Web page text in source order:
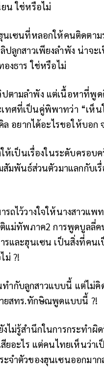
น ใช่หรือไม่
นเซนที่หลอกให้คนติดตา
ลูกสาวเพียงลำพัง น่าจะ
งธาร ใช่หรือไม่
ตามลำพัง แต่เนื้อหาที่พูด
ทศที่เป็นคู่พิพาทว่า “เห็
ล อยากได้อะไรขอให้บอก
ให้เป็นเรื่องในระดับครอ
มสัมพันธ์ส่วนตัวมาแลกกับ
ถไว้วางใจให้นางสาวแ
ติแม่ทัพภาค2 การพูดบูลลี่
รและฮุนเซน เป็นสิ่งที่ค
ม่ ?!
กับลูกสาวแบบนี้ แต่ไม่คิ
ยสทร.ทักษิณพูดแบบนี้ ?!
ไม่รู้สำนึกในการกระทำผิ
ยอะไร แต่คนไทยเห็นว่า
จำตัวของฮุนเซนออกมาก